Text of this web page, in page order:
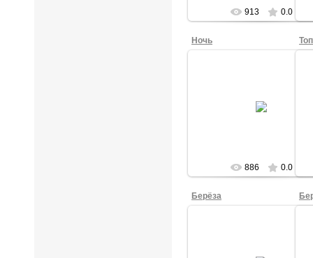
913 0.0
Ночь
Ночь. Рисовала Полина К., 4б
886 0.0
Берёза